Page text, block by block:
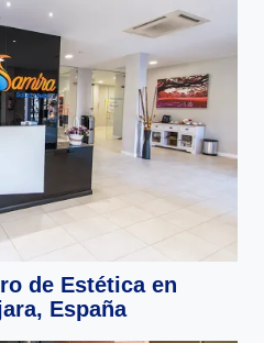
de Estética en
España